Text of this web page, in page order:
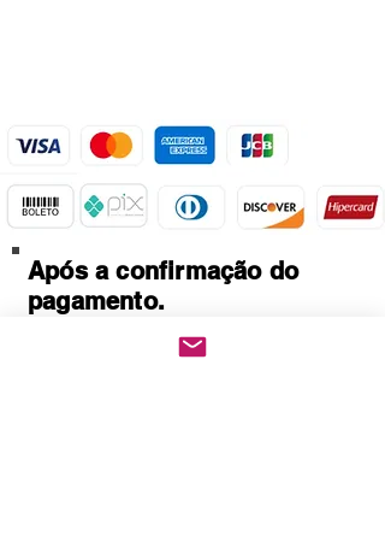
Após a confirmação do
pagamento.
Baixe imediatamente o
pedido PDF.